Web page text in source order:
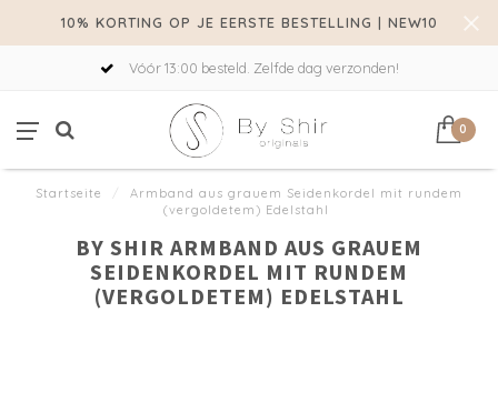
10% KORTING OP JE EERSTE BESTELLING | NEW10
Vóór 13:00 besteld. Zelfde dag verzonden!
0
Startseite /
Armband aus grauem Seidenkordel mit rundem
(vergoldetem) Edelstahl
BY SHIR ARMBAND AUS GRAUEM
SEIDENKORDEL MIT RUNDEM
(VERGOLDETEM) EDELSTAHL